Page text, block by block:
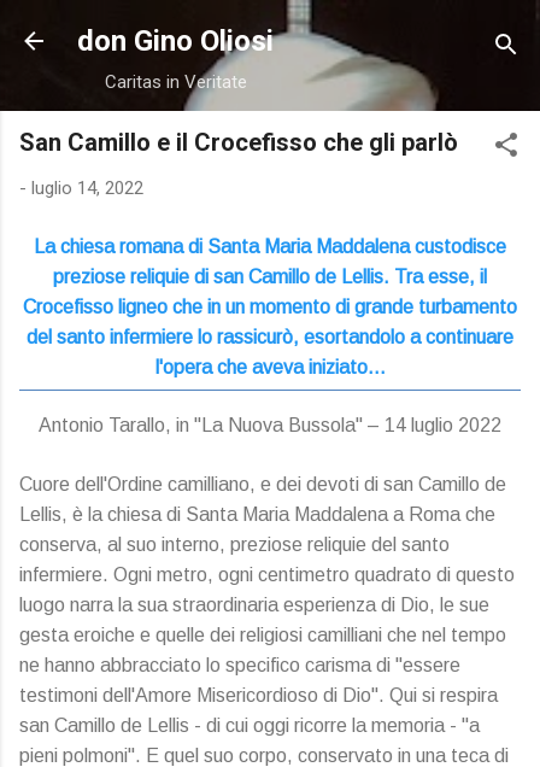
Passa ai contenuti principali
don Gino Oliosi
Caritas in Veritate
San Camillo e il Crocefisso che gli parlò
- luglio 14, 2022
La chiesa romana di Santa Maria Maddalena custodisce
preziose reliquie di san Camillo de Lellis. Tra esse, il
Crocefisso ligneo che in un momento di grande turbamento
del santo infermiere lo rassicurò, esortandolo a continuare
l'opera che aveva iniziato…
Antonio Tarallo, in "La Nuova Bussola" – 14 luglio 2022
Cuore dell'Ordine camilliano, e dei devoti di san Camillo de
Lellis, è la chiesa di Santa Maria Maddalena a Roma che
conserva, al suo interno, preziose reliquie del santo
infermiere. Ogni metro, ogni centimetro quadrato di questo
luogo narra la sua straordinaria esperienza di Dio, le sue
gesta eroiche e quelle dei religiosi camilliani che nel tempo
ne hanno abbracciato lo specifico carisma di "essere
testimoni dell'Amore Misericordioso di Dio". Qui si respira
san Camillo de Lellis - di cui oggi ricorre la memoria - "a
pieni polmoni". E quel suo corpo, conservato in una teca di